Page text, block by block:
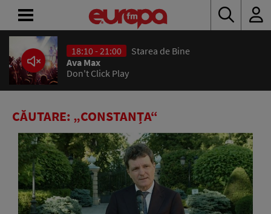
18:10 - 21:00
Starea de Bine
Ava Max
Don't Click Play
CĂUTARE: „CONSTANȚA“
ACASĂ
ȘTIRI
RADIO
CONCURSURI
PODCAST
ASCULTĂ